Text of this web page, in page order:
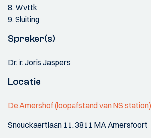
8. Wvttk
9. Sluiting
Spreker(s)
Dr. ir. Joris Jaspers
Locatie
De Amershof (loopafstand van NS station)
Snouckaertlaan 11, 3811 MA Amersfoort